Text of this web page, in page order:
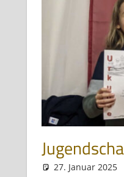
27. Januar 2025